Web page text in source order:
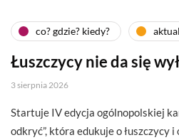
co? gdzie? kiedy?
Łuszczycy nie da się
3 sierpnia 2026
Startuje IV edycja ogólnopolskiej
odkryć”, która edukuje o łuszczycy